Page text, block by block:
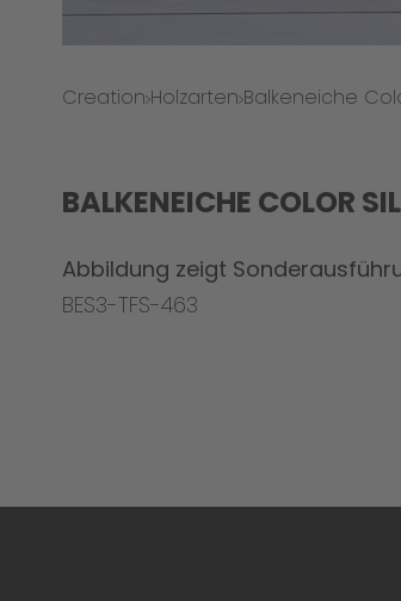
Creation Holzarten Balkeneiche
BALKENEICHE COLOR
Abbildung zeigt
BES3-TFS-463